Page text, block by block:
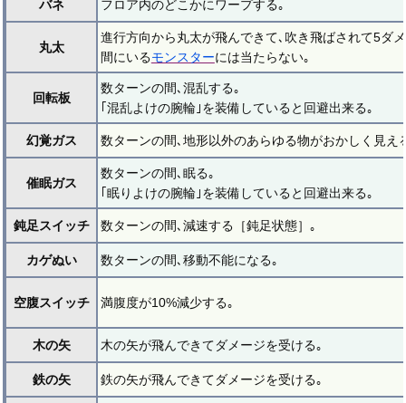
バネ フロア内のどこかにワープする｡
丸太
進行方向から丸太が飛んできて､吹き飛ばされて5ダ
間にいるモンスターには当たらない｡
回転板
数ターンの間､混乱する｡
｢混乱よけの腕輪｣を装備していると回避出来る｡
幻覚ガス 数ターンの間､地形以外のあらゆる物がおかしく見え
催眠ガス
数ターンの間､眠る｡
｢眠りよけの腕輪｣を装備していると回避出来る｡
鈍足スイッチ 数ターンの間､減速する［鈍足状態］｡
カゲぬい 数ターンの間､移動不能になる｡
空腹スイッチ 満腹度が10%減少する｡
木の矢 木の矢が飛んできてダメージを受ける｡
鉄の矢 鉄の矢が飛んできてダメージを受ける｡